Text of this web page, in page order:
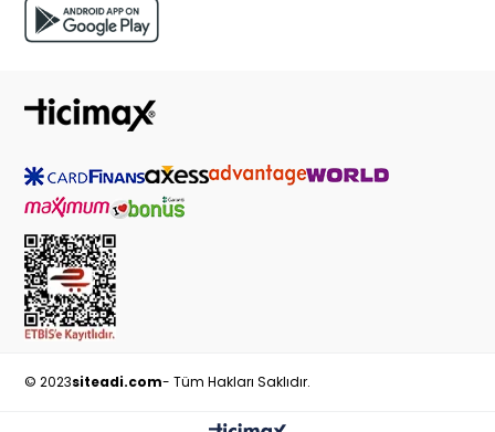
© 2023siteadi.com- Tüm Hakları Saklıdır.